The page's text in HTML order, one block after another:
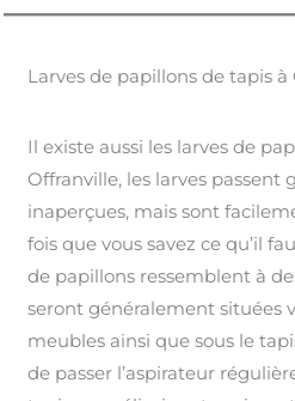
Larves de papillons de tapis à
Il existe aussi les larves de
Offranville, les larves passent
inaperçues, mais sont
fois que vous savez ce qu’il
de papillons ressemblent à
seront généralement situées
meubles ainsi que sous le
de passer l’aspirateur